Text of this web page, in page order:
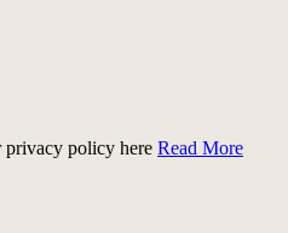
privacy policy here Read More